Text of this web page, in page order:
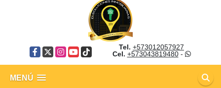
Facebook
X Instagram
YouTube
TikTok
Tel. +573012057927
Cel. +573043819480-
MENÚ